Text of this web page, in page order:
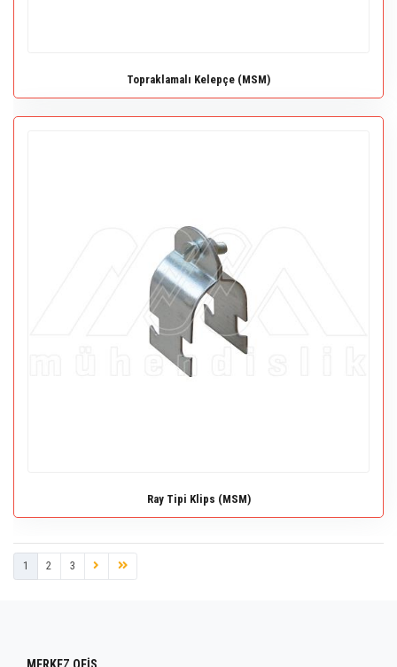
Topraklamalı Kelepçe (MSM)
Ray Tipi Klips (MSM)
1 2 3
MERKEZ OFİS